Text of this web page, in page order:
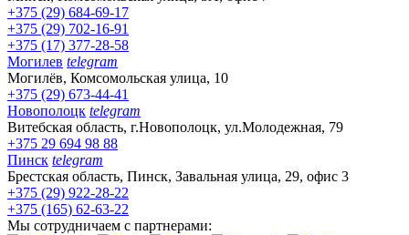
+375 (29) 684-69-17
+375 (29) 702-16-91
+375 (17) 377-28-58
Могилев telegram
Могилёв, Комсомольская улица, 10
+375 (29) 673-44-41
Новополоцк telegram
Витебская область, г.Новополоцк, ул.Молодежная, 79
+375 29 694 98 88
Пинск telegram
Брестская область, Пинск, Завальная улица, 29, офис 3
+375 (29) 922-28-22
+375 (165) 62-63-22
Мы сотрудничаем с партнерами: